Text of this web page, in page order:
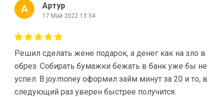
Артур
17 Май 2022 13:34
Решил сделать жене подарок, а денег как на зло в
обрез. Собирать бумажки бежать в банк уже бы не
успел. В joy.money оформил займ минут за 20 и то, в
следующий раз уверен быстрее получится.